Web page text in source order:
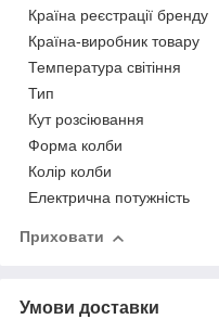
Країна реєстрації бренду
Країна-виробник товару
Температура світіння
Тип
Кут розсіювання
Форма колби
Колір колби
Електрична потужність
Приховати
Умови доставки